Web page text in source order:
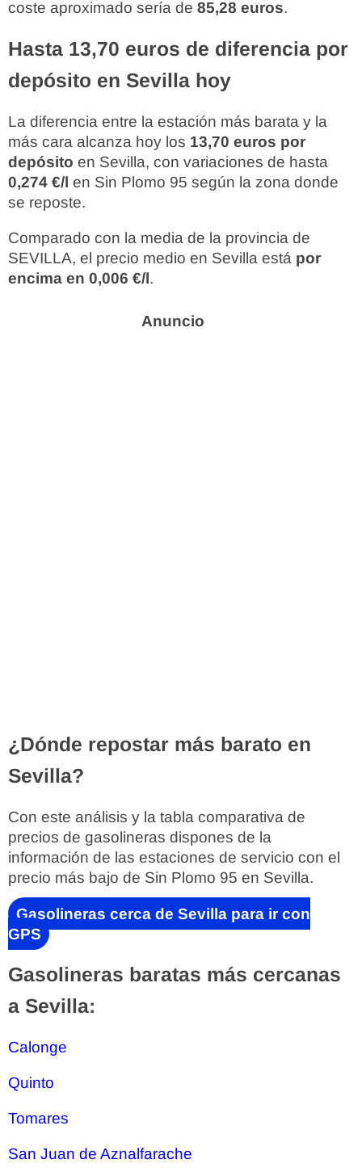
coste aproximado sería de 85,28 euros.
Hasta 13,70 euros de diferencia por
depósito en Sevilla hoy
La diferencia entre la estación más barata y la
más cara alcanza hoy los 13,70 euros por
depósito en Sevilla, con variaciones de hasta
0,274 €/l en Sin Plomo 95 según la zona donde
se reposte.
Comparado con la media de la provincia de
SEVILLA, el precio medio en Sevilla está por
encima en 0,006 €/l.
¿Dónde repostar más barato en
Sevilla?
Con este análisis y la tabla comparativa de
precios de gasolineras dispones de la
información de las estaciones de servicio con el
precio más bajo de Sin Plomo 95 en Sevilla.
Gasolineras cerca de Sevilla para ir con
GPS
Gasolineras baratas más cercanas
a Sevilla:
Calonge
Quinto
Tomares
San Juan de Aznalfarache